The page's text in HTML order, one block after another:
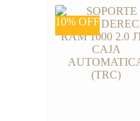
10% OFF